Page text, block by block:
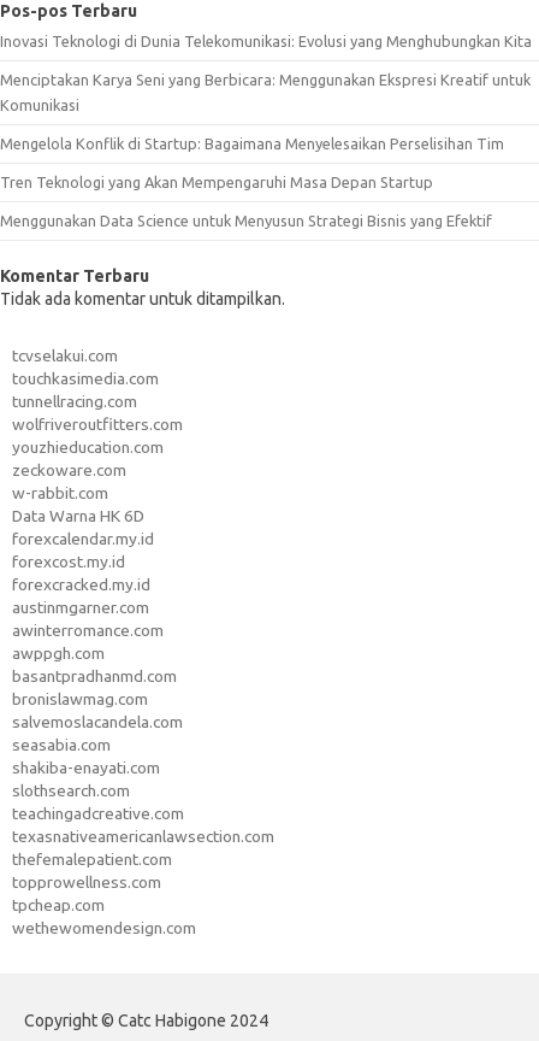
Pos-pos Terbaru
Inovasi Teknologi di Dunia Telekomunikasi: Evolusi yang Menghubungkan Kita
Menciptakan Karya Seni yang Berbicara: Menggunakan Ekspresi Kreatif untuk
Komunikasi
Mengelola Konflik di Startup: Bagaimana Menyelesaikan Perselisihan Tim
Tren Teknologi yang Akan Mempengaruhi Masa Depan Startup
Menggunakan Data Science untuk Menyusun Strategi Bisnis yang Efektif
Komentar Terbaru
Tidak ada komentar untuk ditampilkan.
tcvselakui.com
touchkasimedia.com
tunnellracing.com
wolfriveroutfitters.com
youzhieducation.com
zeckoware.com
w-rabbit.com
Data Warna HK 6D
forexcalendar.my.id
forexcost.my.id
forexcracked.my.id
austinmgarner.com
awinterromance.com
awppgh.com
basantpradhanmd.com
bronislawmag.com
salvemoslacandela.com
seasabia.com
shakiba-enayati.com
slothsearch.com
teachingadcreative.com
texasnativeamericanlawsection.com
thefemalepatient.com
topprowellness.com
tpcheap.com
wethewomendesign.com
Copyright © Catc Habigone 2024